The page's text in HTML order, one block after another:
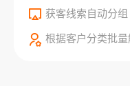
获客线索自动分组
根据客户分类批